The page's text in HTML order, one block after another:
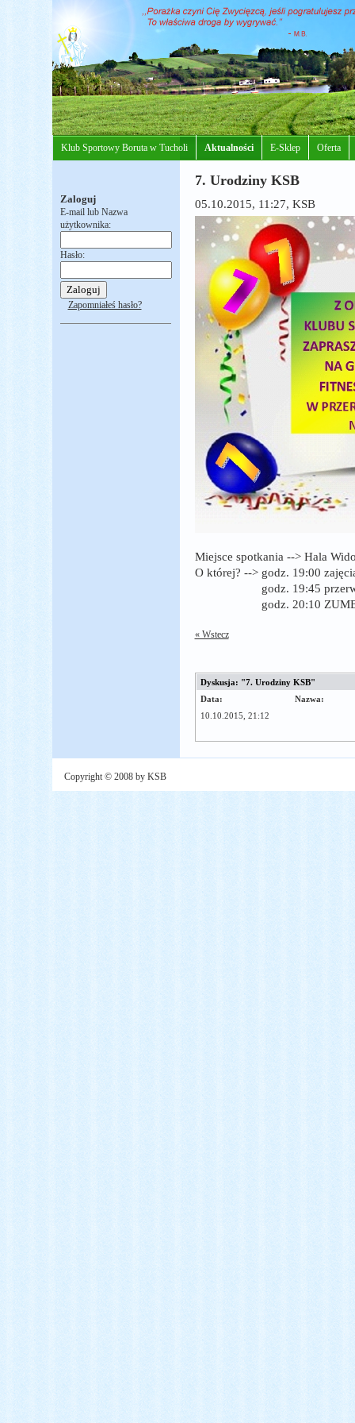
Klub Sportowy Boruta w Tucholi Aktualności E-Sklep Oferta
Zaloguj
E-mail lub Nazwa
użytkownika:
Hasło:
Zapomniałeś hasło?
7. Urodziny KSB
05.10.2015, 11:27, KSB
Miejsce spotkania --> Hala
O której? --> godz. 19:00
godz. 19:45 przerwa na
godz. 20:10
« Wstecz
Dyskusja: "7. Urodziny KSB"
Data:
Nazwa:
10.10.2015, 21:12
Copyright © 2008 by KSB